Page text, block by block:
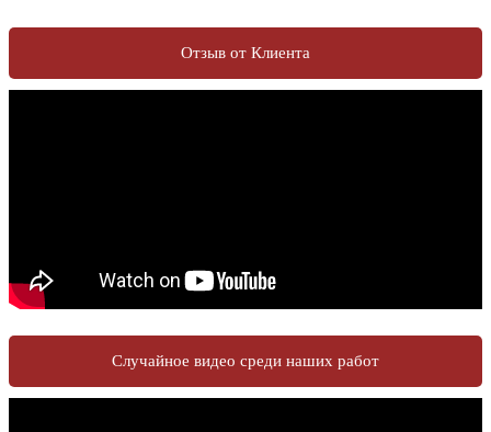
Отзыв от Клиента
Случайное видео среди наших работ